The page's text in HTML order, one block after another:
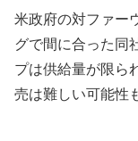
米政府の対ファー
グで間に合った同
プは供給量が限ら
売は難しい可能性